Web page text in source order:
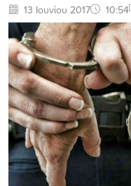
13 Ιουνίου 2017 10:54